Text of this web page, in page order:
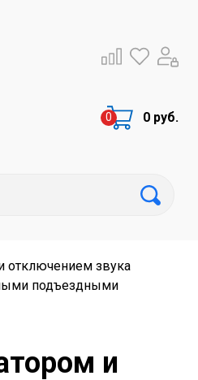
0 руб.
отключением звука
подъездными
и